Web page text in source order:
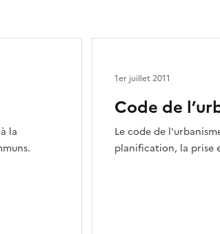
la
Code de
Le code de
planification, la prise
1er juillet 2011